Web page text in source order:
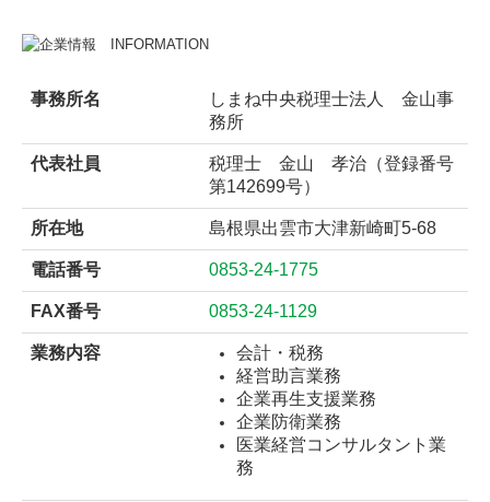
事務所名
しまね中央税理士法人 金山事
務所
代表社員
税理士 金山 孝治（登録番号
第142699号）
所在地 島根県出雲市大津新崎町5-68
電話番号 0853-24-1775
FAX番号 0853-24-1129
業務内容
会計・税務
経営助言業務
企業再生支援業務
企業防衛業務
医業経営コンサルタント業
務